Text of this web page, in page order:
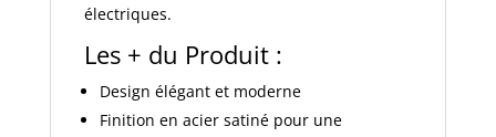
électriques.
Les + du Produit :
Design élégant et moderne
Finition en acier satiné pour une